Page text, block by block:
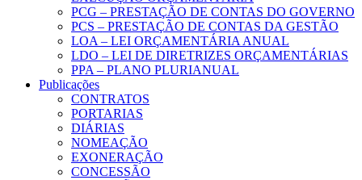
PCG – PRESTAÇÃO DE CONTAS DO GOVERNO
PCS – PRESTAÇÃO DE CONTAS DA GESTÃO
LOA – LEI ORÇAMENTÁRIA ANUAL
LDO – LEI DE DIRETRIZES ORÇAMENTÁRIAS
PPA – PLANO PLURIANUAL
Publicações
CONTRATOS
PORTARIAS
DIÁRIAS
NOMEAÇÃO
EXONERAÇÃO
CONCESSÃO